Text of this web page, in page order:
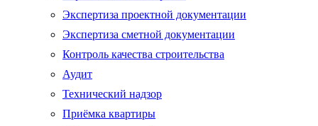
Экспертиза проектной документации
Экспертиза сметной документации
Контроль качества строительства
Аудит
Технический надзор
Приёмка квартиры